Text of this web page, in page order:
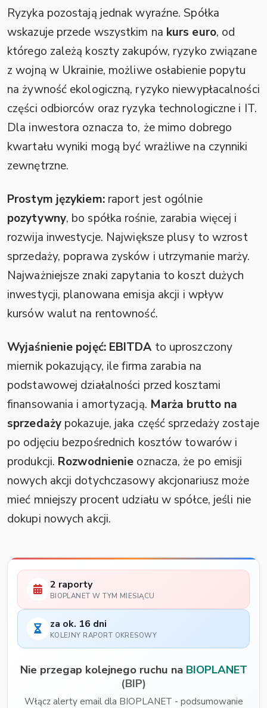
Ryzyka pozostają jednak wyraźne. Spółka
wskazuje przede wszystkim na kurs euro, od
którego zależą koszty zakupów, ryzyko związane
z wojną w Ukrainie, możliwe osłabienie popytu
na żywność ekologiczną, ryzyko niewypłacalności
części odbiorców oraz ryzyka technologiczne i IT.
Dla inwestora oznacza to, że mimo dobrego
kwartału wyniki mogą być wrażliwe na czynniki
zewnętrzne.
Prostym językiem:raport jest ogólnie
pozytywny, bo spółka rośnie, zarabia więcej i
rozwija inwestycje. Największe plusy to wzrost
sprzedaży, poprawa zysków i utrzymanie marży.
Najważniejsze znaki zapytania to koszt dużych
inwestycji, planowana emisja akcji i wpływ
kursów walut na rentowność.
Wyjaśnienie pojęć: EBITDA to uproszczony
miernik pokazujący, ile firma zarabia na
podstawowej działalności przed kosztami
finansowania i amortyzacją. Marża brutto na
sprzedażypokazuje, jaka część sprzedaży zostaje
po odjęciu bezpośrednich kosztów towarów i
produkcji. Rozwodnienie oznacza, że po emisji
nowych akcji dotychczasowy akcjonariusz może
mieć mniejszy procent udziału w spółce, jeśli nie
dokupi nowych akcji.
2 raporty
BIOPLANET W TYM MIESIĄCU
za ok. 16 dni
KOLEJNY RAPORT OKRESOWY
Nie przegap kolejnego ruchu na BIOPLANET
(BIP)
Włącz alerty email dla BIOPLANET - podsumowanie